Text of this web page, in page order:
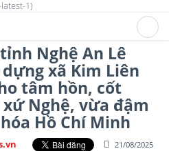
Nghệ An Lê
xã Kim Liên
tâm hồn, cốt
Nghệ, vừa đậm
Hồ Chí Minh
21/08/2025